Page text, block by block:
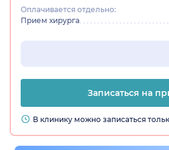
Оплачивается отдельно:
Прием хирурга
Записаться на
В клинику можно записаться